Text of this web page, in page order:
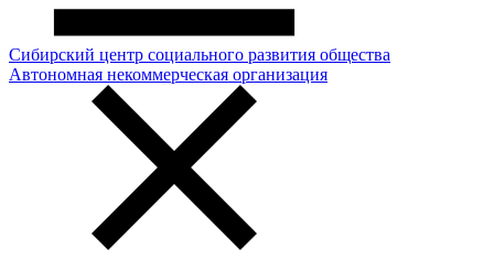
Сибирский центр социального развития общества
Автономная некоммерческая организация